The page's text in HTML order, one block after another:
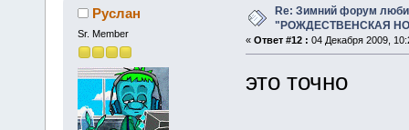
Руслан
Sr. Member
Re: Зимний форум
"РОЖДЕСТВЕНСКАЯ
« Ответ #12 : 04 Декабря 2009,
это точно